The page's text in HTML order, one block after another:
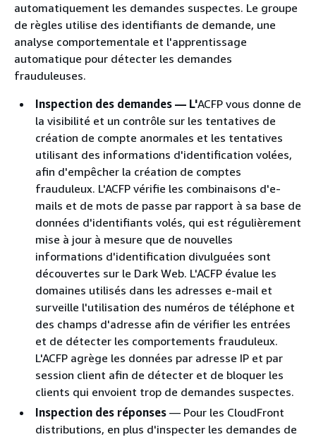
automatiquement les demandes suspectes. Le groupe
de règles utilise des identifiants de demande, une
analyse comportementale et l'apprentissage
automatique pour détecter les demandes
frauduleuses.
Inspection des demandes — L'ACFP vous donne de
la visibilité et un contrôle sur les tentatives de
création de compte anormales et les tentatives
utilisant des informations d'identification volées,
afin d'empêcher la création de comptes
frauduleux. L'ACFP vérifie les combinaisons d'e-
mails et de mots de passe par rapport à sa base de
données d'identifiants volés, qui est régulièrement
mise à jour à mesure que de nouvelles
informations d'identification divulguées sont
découvertes sur le Dark Web. L'ACFP évalue les
domaines utilisés dans les adresses e-mail et
surveille l'utilisation des numéros de téléphone et
des champs d'adresse afin de vérifier les entrées
et de détecter les comportements frauduleux.
L'ACFP agrège les données par adresse IP et par
session client afin de détecter et de bloquer les
clients qui envoient trop de demandes suspectes.
Inspection des réponses — Pour les CloudFront
distributions, en plus d'inspecter les demandes de